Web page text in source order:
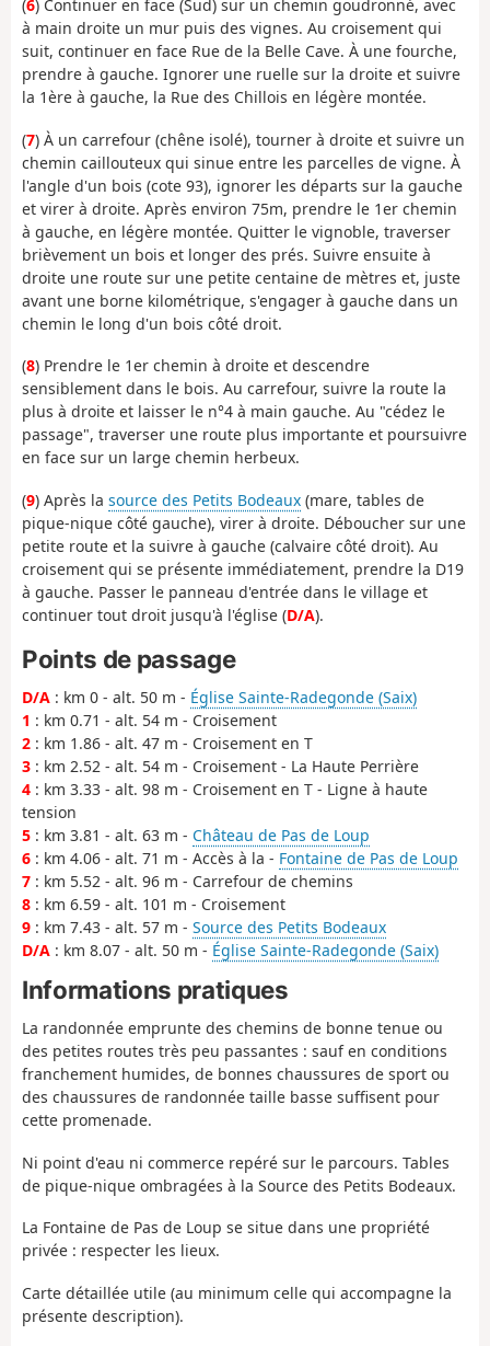
(6) Continuer en face (Sud) sur un chemin goudronné, avec
à main droite un mur puis des vignes. Au croisement qui
suit, continuer en face Rue de la Belle Cave. À une fourche,
prendre à gauche. Ignorer une ruelle sur la droite et suivre
la 1ère à gauche, la Rue des Chillois en légère montée.
(7) À un carrefour (chêne isolé), tourner à droite et suivre un
chemin caillouteux qui sinue entre les parcelles de vigne. À
l'angle d'un bois (cote 93), ignorer les départs sur la gauche
et virer à droite. Après environ 75m, prendre le 1er chemin
à gauche, en légère montée. Quitter le vignoble, traverser
brièvement un bois et longer des prés. Suivre ensuite à
droite une route sur une petite centaine de mètres et, juste
avant une borne kilométrique, s'engager à gauche dans un
chemin le long d'un bois côté droit.
(8) Prendre le 1er chemin à droite et descendre
sensiblement dans le bois. Au carrefour, suivre la route la
plus à droite et laisser le n°4 à main gauche. Au "cédez le
passage", traverser une route plus importante et poursuivre
en face sur un large chemin herbeux.
(9) Après la source des Petits Bodeaux (mare, tables de
pique-nique côté gauche), virer à droite. Déboucher sur une
petite route et la suivre à gauche (calvaire côté droit). Au
croisement qui se présente immédiatement, prendre la D19
à gauche. Passer le panneau d'entrée dans le village et
continuer tout droit jusqu'à l'église (D/A).
Points de passage
D/A : km 0 - alt. 50 m - Église Sainte-Radegonde (Saix)
1 : km 0.71 - alt. 54 m - Croisement
2 : km 1.86 - alt. 47 m - Croisement en T
3 : km 2.52 - alt. 54 m - Croisement - La Haute Perrière
4 : km 3.33 - alt. 98 m - Croisement en T - Ligne à haute
tension
5 : km 3.81 - alt. 63 m - Château de Pas de Loup
6 : km 4.06 - alt. 71 m - Accès à la - Fontaine de Pas de Loup
7 : km 5.52 - alt. 96 m - Carrefour de chemins
8 : km 6.59 - alt. 101 m - Croisement
9 : km 7.43 - alt. 57 m - Source des Petits Bodeaux
D/A : km 8.07 - alt. 50 m - Église Sainte-Radegonde (Saix)
Informations pratiques
La randonnée emprunte des chemins de bonne tenue ou
des petites routes très peu passantes : sauf en conditions
franchement humides, de bonnes chaussures de sport ou
des chaussures de randonnée taille basse suffisent pour
cette promenade.
Ni point d'eau ni commerce repéré sur le parcours. Tables
de pique-nique ombragées à la Source des Petits Bodeaux.
La Fontaine de Pas de Loup se situe dans une propriété
privée : respecter les lieux.
Carte détaillée utile (au minimum celle qui accompagne la
présente description).